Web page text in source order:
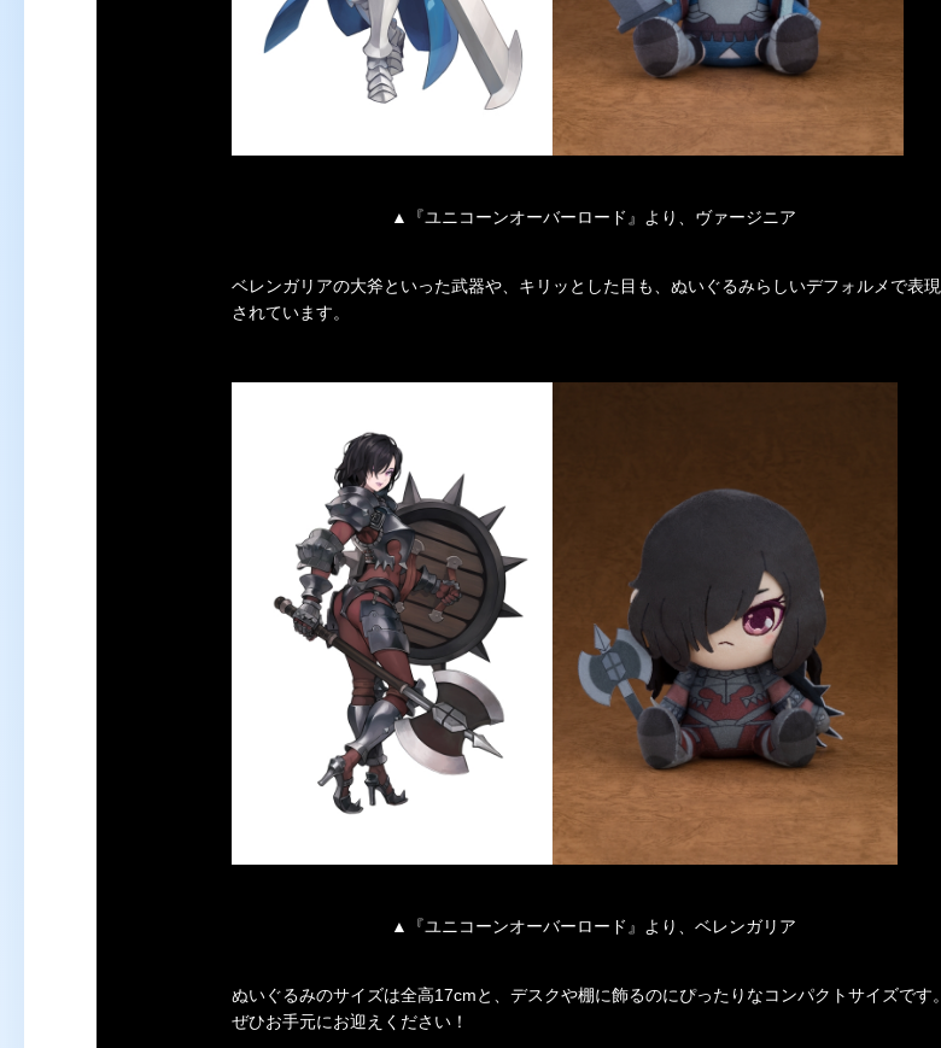
▲『ユニコーンオーバーロード』より、ヴァージニア
ベレンガリアの大斧といった武器や、キリッとした目も、ぬいぐるみらしいデフォルメで表現
されています。
▲『ユニコーンオーバーロード』より、ベレンガリア
ぬいぐるみのサイズは全高17cmと、デスクや棚に飾るのにぴったりなコンパクトサイズです。
ぜひお手元にお迎えください！